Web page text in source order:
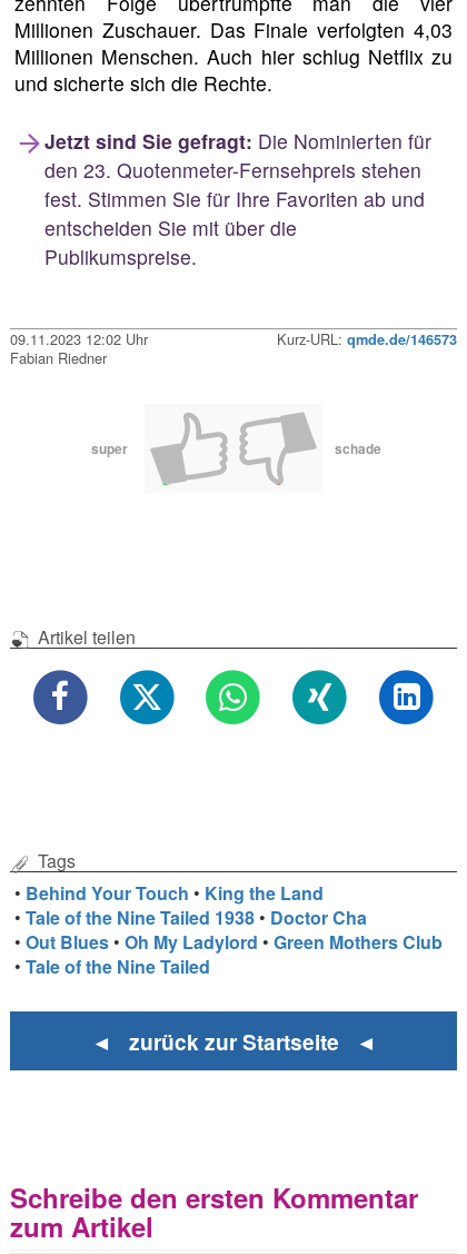
Millionen Zuschauer. Das Finale verfolgten 4,03
Millionen Menschen. Auch hier schlug Netflix zu
und sicherte sich die Rechte.
Jetzt sind Sie gefragt: Die Nominierten für
den 23. Quotenmeter-Fernsehpreis stehen
fest. Stimmen Sie für Ihre Favoriten ab und
entscheiden Sie mit über die
Publikumspreise.
09.11.2023 12:02 Uhr Kurz-URL: qmde.de/146573
Fabian Riedner
super schade
Artikel teilen
Tags
• Behind Your Touch • King the Land
•Tale of the Nine Tailed 1938 • Doctor Cha
•Out Blues •Oh My Ladylord •Green Mothers Club
•Tale of the Nine Tailed
◄ zurück zur Startseite ◄
Schreibe den ersten Kommentar
zum Artikel